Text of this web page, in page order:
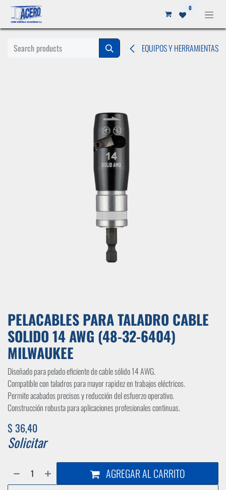
Ir al contenido 0
EQUIPOS Y HERRAMIENTAS
PELACABLES PARA TALADRO CABLE
SOLIDO 14 AWG (48-32-6404)
MILWAUKEE
Diseñado para pelado eficiente de cable sólido 14 AWG.
Compatible con taladros para mayor rapidez en trabajos eléctricos.
Permite acabados precisos y reducción del esfuerzo operativo.
Construcción robusta para aplicaciones profesionales continuas.
$ 36,40
Solicitar
AGREGAR AL CARRITO